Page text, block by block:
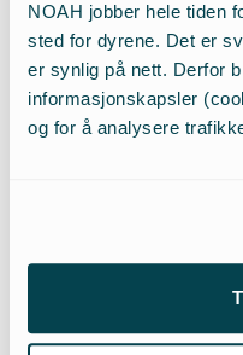
NOAH jobber hele tiden
sted for dyrene. Det er
er synlig på nett. Derfor
informasjonskapsler
og for å analysere
flertall for
ble foretatt telling. I
bestemmelse om at
gå til omtillingsmidler.
– Dette er fantastiske
av Arbeiderpartiet